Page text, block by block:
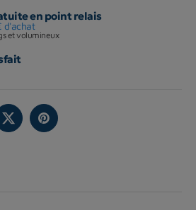
en point relais
d'achat
et volumineux